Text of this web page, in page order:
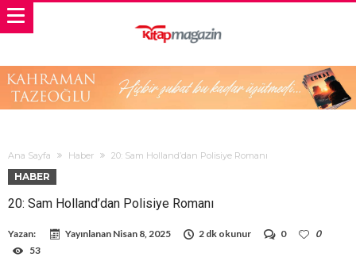
Ana Sayfa Haber 20: Sam Holland’dan Polisiye Romanı
HABER
20: Sam Holland’dan Polisiye Romanı
Yazan: Yayınlanan Nisan 8, 2025 2 dk okunur 0
0
53